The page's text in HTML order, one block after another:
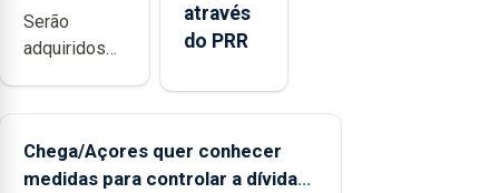
Serão
adquiridos
tímpanos e
estrados,
através
do PRR
Chega/Açores quer conhecer
medidas para controlar a dívida